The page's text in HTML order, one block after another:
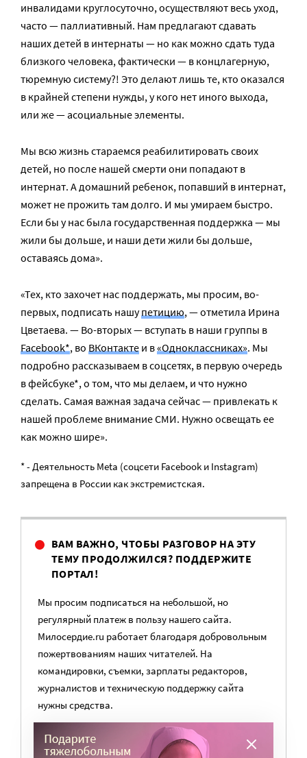
инвалидами круглосуточно, осуществляют весь уход,
часто — паллиативный. Нам предлагают сдавать
наших детей в интернаты — но как можно сдать туда
близкого человека, фактически — в концлагерную,
тюремную систему?! Это делают лишь те, кто оказался
в крайней степени нужды, у кого нет иного выхода,
или же — асоциальные элементы.
Мы всю жизнь стараемся реабилитировать своих
детей, но после нашей смерти они попадают в
интернат. А домашний ребенок, попавший в интернат,
может не прожить там долго. И мы умираем быстро.
Если бы у нас была государственная поддержка — мы
жили бы дольше, и наши дети жили бы дольше,
оставаясь дома».
«Тех, кто захочет нас поддержать, мы просим, во-
первых, подписать нашупетицию, — отметила Ирина
Цветаева. — Во-вторых — вступать в наши группы в
Facebook*, во ВКонтакте и в«Одноклассниках». Мы
подробно рассказываем в соцсетях, в первую очередь
в фейсбуке*, о том, что мы делаем, и что нужно
сделать. Самая важная задача сейчас — привлекать к
нашей проблеме внимание СМИ. Нужно освещать ее
как можно шире».
* - Деятельность Meta (соцсети Facebook и Instagram)
запрещена в России как экстремистская.
ВАМ ВАЖНО, ЧТОБЫ РАЗГОВОР НА ЭТУ
ТЕМУ ПРОДОЛЖИЛСЯ? ПОДДЕРЖИТЕ
ПОРТАЛ!
Мы просим подписаться на небольшой, но
регулярный платеж в пользу нашего сайта.
Милосердие.ru работает благодаря добровольным
пожертвованиям наших читателей. На
командировки, съемки, зарплаты редакторов,
журналистов и техническую поддержку сайта
нужны средства.
ПОМОЧЬ ПОРТАЛУ